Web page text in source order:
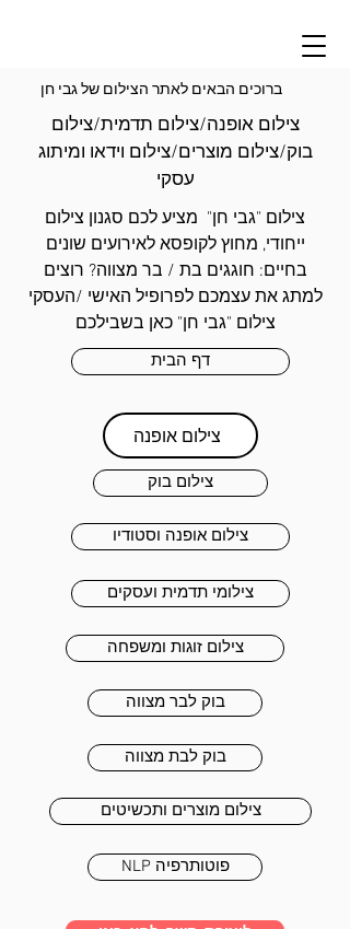
ברוכים הבאים לאתר הצילום של גבי חן
צילום אופנה/צילום תדמית/צילום
בוק/צילום מוצרים/צילום וידאו ומיתוג
עסקי
צילום "גבי חן" מציע לכם סגנון צילום
ייחודי, מחוץ לקופסא לאירועים שונים
בחיים: חוגגים בת / בר מצווה? רוצים
למתג את עצמכם לפרופיל האישי /העסקי
צילום "גבי חן" כאן בשבילכם
דף הבית
צילום אופנה
צילום בוק
צילום אופנה וסטודיו
צילומי תדמית ועסקים
צילום זוגות ומשפחה
בוק לבר מצווה
בוק לבת מצווה
צילום מוצרים ותכשיטים
NLP פוטותרפיה